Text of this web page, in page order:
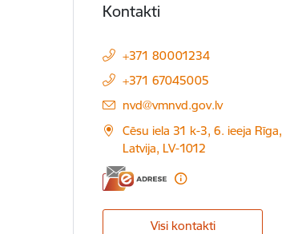
Kontakti
+371 80001234
+371 67045005
E-pasts:
nvd@vmnvd.gov.lv
Cēsu iela 31 k-3, 6. ieeja Rīga,
Latvija, LV-1012
Visi kontakti